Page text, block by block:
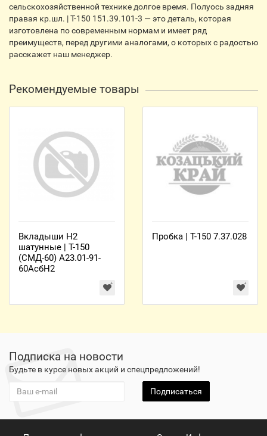
сельскохозяйственной технике долгое время. Полуось задняя
правая кр.шл. | Т-150 151.39.101-3 — это деталь, которая
изготовлена по современным нормам и имеет ряд
преимуществ, перед другими аналогами, о которых с радостью
расскажет наш менеджер.
Рекомендуемые товары
Вкладыши Н2
шатунные | Т-150
(СМД-60) А23.01-91-
60АсбН2
Пробка | Т-150 7.37.028
Подписка на новости
Будьте в курсе новых акций и спецпредложений!
Подписаться